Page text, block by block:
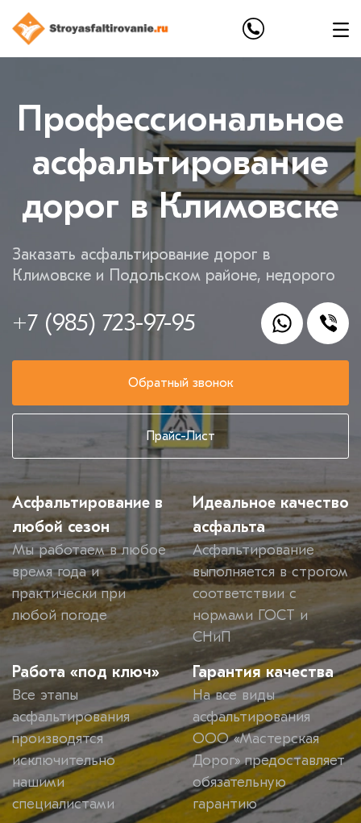
Профессиональное
асфальтирование
дорог в Климовске
Заказать асфальтирование дорог в
Климовске и Подольском районе, недорого
+7 (985) 723-97-95
Обратный звонок
Прайс-Лист
Асфальтирование в
любой сезон
Мы работаем в любое
время года и
практически при
любой погоде
Идеальное качество
асфальта
Асфальтирование
выполняется в строгом
соответствии с
нормами ГОСТ и
СНиП
Работа «под ключ»
Все этапы
асфальтирования
производятся
исключительно
нашими
специалистами
Гарантия качества
На все виды
асфальтирования
ООО «Мастерская
Дорог» предоставляет
обязательную
гарантию